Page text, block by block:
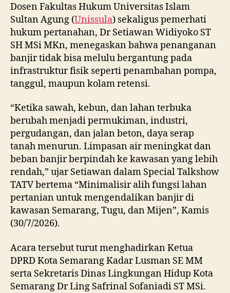
Dosen Fakultas Hukum Universitas Islam
Sultan Agung (Unissula) sekaligus pemerhati
hukum pertanahan, Dr Setiawan Widiyoko ST
SH MSi MKn, menegaskan bahwa penanganan
banjir tidak bisa melulu bergantung pada
infrastruktur fisik seperti penambahan pompa,
tanggul, maupun kolam retensi.
“Ketika sawah, kebun, dan lahan terbuka
berubah menjadi permukiman, industri,
pergudangan, dan jalan beton, daya serap
tanah menurun. Limpasan air meningkat dan
beban banjir berpindah ke kawasan yang lebih
rendah,” ujar Setiawan dalam Special Talkshow
TATV bertema “Minimalisir alih fungsi lahan
pertanian untuk mengendalikan banjir di
kawasan Semarang, Tugu, dan Mijen”, Kamis
(30/7/2026).
Acara tersebut turut menghadirkan Ketua
DPRD Kota Semarang Kadar Lusman SE MM
serta Sekretaris Dinas Lingkungan Hidup Kota
Semarang Dr Ling Safrinal Sofaniadi ST MSi.